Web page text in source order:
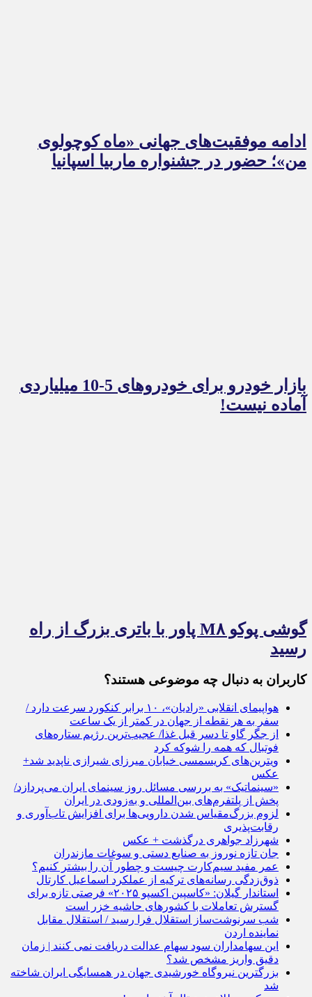
ادامه موفقیت‌های جهانی «ماه کوچولوی
من»؛ حضور در جشنواره ماربیا اسپانیا
بازار خودرو برای خودروهای 5-10 میلیاردی
آماده نیست!
گوشی پوکو M۸ پاور با باتری بزرگ از راه
رسید
کاربران به دنبال چه موضوعی هستند؟
هواپیمای انقلابی «رادیان»، ۱۰ برابر کنکورد سرعت دارد /
سفر به هر نقطه از جهان در کمتر از یک ساعت
از جگر گاو تا دسر قبل غذا/ عجیب‌ترین رژیم ستاره‌های
فوتبال که همه را شوکه کرد
ویترین‌های کریسمسی خیابان میرزای شیرازی ناپدید شد+
عکس
«سینماتیک» به بررسی مسائل روز سینمای ایران می‌پردازد/
پخش از پلتفرم‌های بین‌المللی و به‌زودی در ایران
لزوم بزرگ‌مقیاس شدن دارویی‌ها برای افزایش تاب‌آوری و
رقابت‌پذیری
شهرزاد جواهری درگذشت + عکس
جان تازه نوروز به صنایع دستی و سوغات مازندران
عمر مفید سیم‌کارت چیست و چطور آن را بیشتر کنیم؟
ذوق‌زدگی رسانه‌های ترکیه از عملکرد اسماعیل کارتال
استاندار گیلان: «کاسپین اکسپو ۲۰۲۵» فرصتی تازه برای
گسترش تعاملات با کشورهای حاشیه خزر است
شب سرنوشت‌ساز استقلال فرا رسید / استقلال مقابل
نماینده اردن
این سهامداران سود سهام عدالت دریافت نمی کنند | زمان
دقیق واریز مشخص شد؟
بزرگترین نیروگاه خورشیدی جهان در همسایگی ایران شاخته
شد